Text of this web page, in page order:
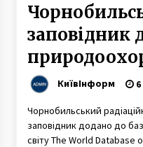
заповідник
територій
КиївІнформ 6
Чорнобильський
заповідник додано до
світу The World Database